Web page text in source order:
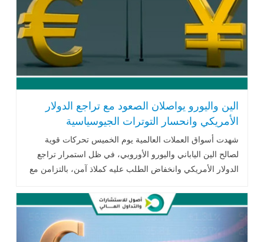
الين واليورو يواصلان الصعود مع تراجع الدولار
الأمريكي وانحسار التوترات الجيوسياسية
شهدت أسواق العملات العالمية يوم الخميس تحركات قوية
لصالح الين الياباني واليورو الأوروبي، في ظل استمرار تراجع
الدولار الأمريكي وانخفاض الطلب عليه كملاذ آمن، بالتزامن مع